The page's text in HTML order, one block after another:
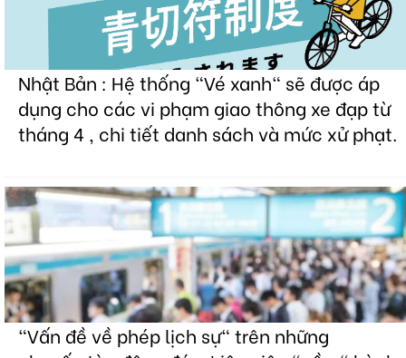
Nhật Bản : Hệ thống "Vé xanh" sẽ được áp
dụng cho các vi phạm giao thông xe đạp từ
tháng 4 , chi tiết danh sách và mức xử phạt.
"Vấn đề về phép lịch sự" trên những